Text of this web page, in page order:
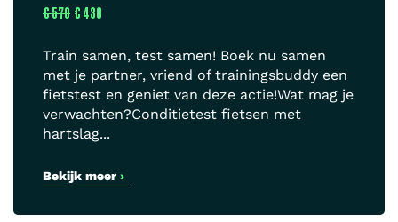
€ 570 € 430
Train samen, test samen! Boek nu samen
met je partner, vriend of trainingsbuddy een
fietstest en geniet van deze actie!Wat mag je
verwachten?Conditietest fietsen met
hartslag...
Bekijk meer ›